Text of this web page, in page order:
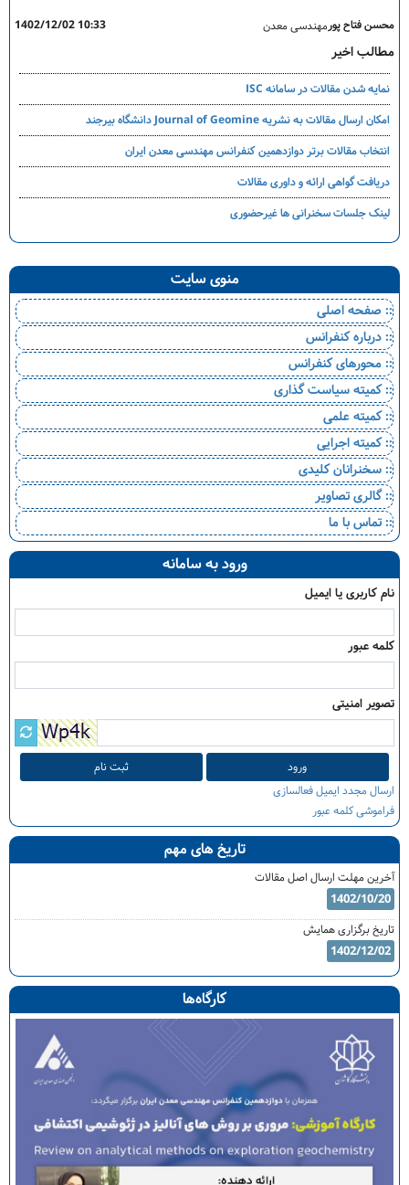
محسن فتاح پور 1402/12/02 10:33 مهندسی معدن
مطالب اخیر
نمایه شدن مقالات در سامانه ISC
امکان ارسال مقالات به نشریه Journal of Geomine دانشگاه بیرجند
انتخاب مقالات برتر دوازدهمین کنفرانس مهندسی معدن ایران
دریافت گواهی ارائه و داوری مقالات
لینک جلسات سخنرانی ها غیرحضوری
منوی سایت
:: صفحه اصلی
:: درباره کنفرانس
:: محورهای کنفرانس
:: کمیته سیاست گذاری
:: کمیته علمی
:: کمیته اجرایی
:: سخنرانان کلیدی
:: گالری تصاویر
:: تماس با ما
ورود به سامانه
نام کاربری یا ایمیل
کلمه عبور
تصویر امنیتی
ثبت نام
ارسال مجدد ایمیل فعالسازی
فراموشی کلمه عبور
تاریخ های مهم
آخرین مهلت ارسال اصل مقالات
1402/10/20
تاریخ برگزاری همایش
1402/12/02
کارگاه‌ها